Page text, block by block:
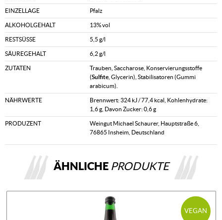
EINZELLAGE Pfalz
ALKOHOLGEHALT 13% vol
RESTSÜSSE 5,5 g/l
SÄUREGEHALT 6,2 g/l
ZUTATEN
Trauben, Saccharose, Konservierungsstoffe
(Sulfite , Glycerin), Stabilisatoren (Gummi
arabicum).
NÄHRWERTE
Brennwert: 324 kJ / 77,4 kcal, Kohlenhydrate:
1,6 g, Davon Zucker: 0,6 g
PRODUZENT
Weingut Michael Schaurer, Hauptstraße 6,
76865 Insheim, Deutschland
ÄHNLICHE PRODUKTE
VEGAN